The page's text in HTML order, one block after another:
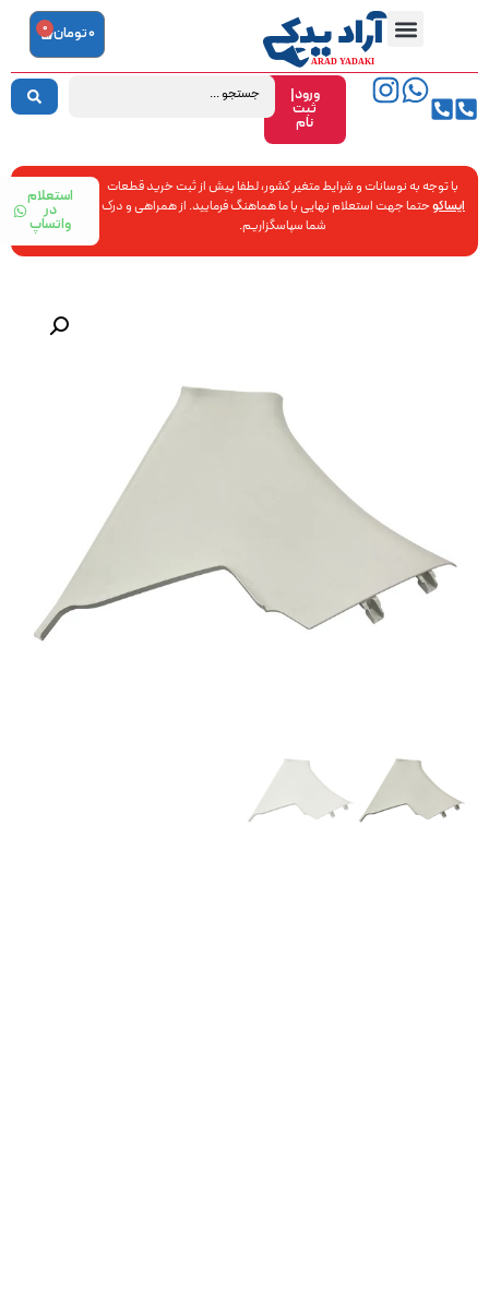
ورود|
ثبت
نام
0تومان 0
با توجه به نوسانات و شرایط متغیر کشور، لطفا پیش از ثبت خرید قطعات
ایساکوحتما جهت استعلام نهایی با ما هماهنگ فرمایید. از همراهی و درک
شما سپاسگزاریم.
استعلام
در
واتساپ